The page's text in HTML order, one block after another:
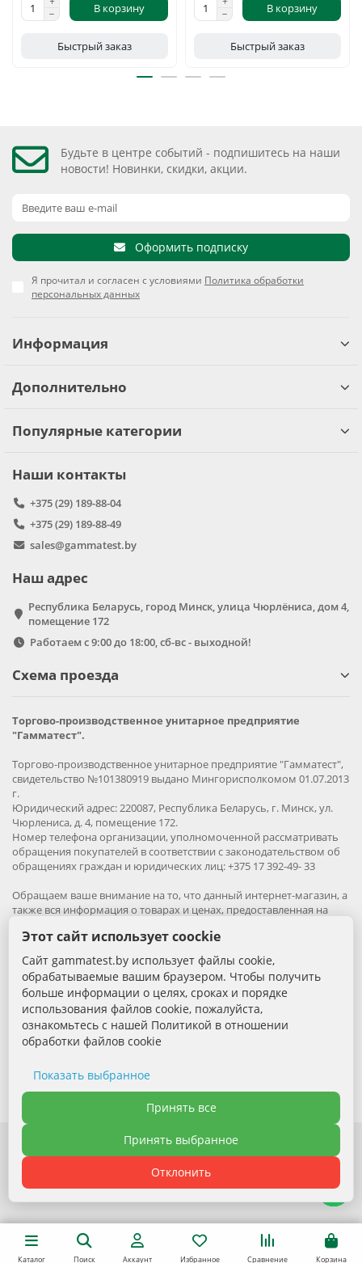
В корзину
Быстрый заказ
В корзину
Быстрый заказ
Будьте в центре событий - подпишитесь на наши
новости! Новинки, скидки, акции.
Оформить подписку
Я прочитал и согласен с условиями Политика обработки
персональных данных
Информация
Дополнительно
Популярные категории
Наши контакты
+375 (29) 189-88-04
+375 (29) 189-88-49
sales@gammatest.by
Наш адрес
Республика Беларусь, город Минск, улица Чюрлёниса, дом 4,
помещение 172
Работаем с 9:00 до 18:00, сб-вс - выходной!
Схема проезда
Торгово-производственное унитарное предприятие
"Гамматест".
Торгово-производственное унитарное предприятие "Гамматест",
свидетельство №101380919 выдано Мингорисполкомом 01.07.2013
г.
Юридический адрес: 220087, Республика Беларусь, г. Минск, ул.
Чюрлениса, д. 4, помещение 172.
Номер телефона организации, уполномоченной рассматривать
обращения покупателей в соответствии с законодательством об
обращениях граждан и юридических лиц: +375 17 392-49- 33
Обращаем ваше внимание на то, что данный интернет-магазин, а
также вся информация о товарах и ценах, предоставленная на
каких условиях не является публичной офертой.
Вся информация на сайте – собственность интернет-магазина
gammatest.by. Все права защищены.
Публикация информации с сайта без разрешения
правообладателя запрена.
Контактная информация:
+375 (29) 389-88-68 - Специалист по продажам
Электронная почта: sales@gammatest.by
Этот сайт использует coockie
Сайт gammatest.by использует файлы cookie,
обрабатываемые вашим браузером. Чтобы получить
больше информации о целях, сроках и порядке
использования файлов cookie, пожалуйста,
ознакомьтесь с нашей Политикой в отношении
обработки файлов cookie
Показать выбранное
Необходимые cookie
Аналитические cookie
Функциональные cookie
Политика обработки файлов cookie
Принять все
Принять выбранное
Отклонить
Каталог Поиск Аккаунт Избранное Сравнение Корзина